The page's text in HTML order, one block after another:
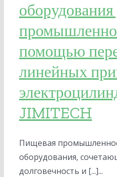
помощью
линейных
JIMITECH
Пищевая
оборудования,
долговечность и [...]...